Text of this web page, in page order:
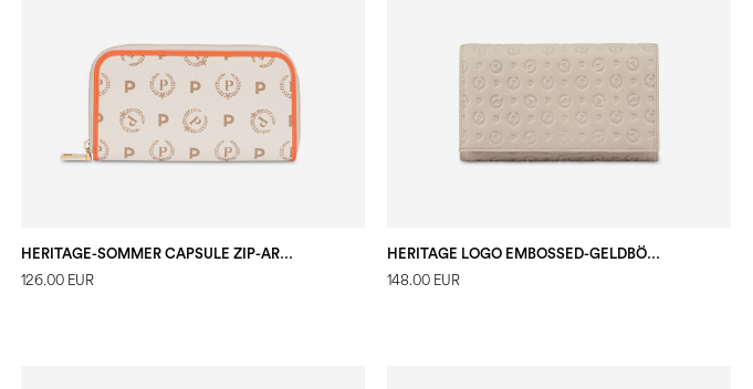
HERITAGE-SOMMER CAPSULE ZIP-AROUND-PORTEMONNAIE
126.00 EUR
HERITAGE LOGO EMBOSSED-GELDBÖRSE ELFENBEIN
148.00 EUR